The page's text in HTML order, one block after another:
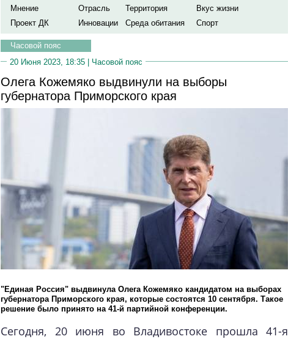
Мнение
Отрасль Территория
Вкус жизни
Проект ДК
Инновации Среда обитания Спорт
Часовой пояс
20 Июня 2023, 18:35 | Часовой пояс
Олега Кожемяко выдвинули на выборы
губернатора Приморского края
"Единая Россия" выдвинула Олега Кожемяко кандидатом на выборах
губернатора Приморского края, которые состоятся 10 сентября. Такое
решение было принято на 41-й партийной конференции.
Сегодня, 20 июня во Владивостоке прошла 41-я